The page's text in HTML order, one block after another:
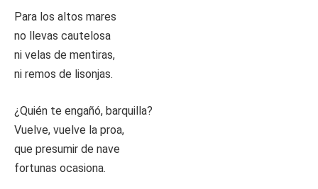
Para los altos mares
no llevas cautelosa
ni velas de mentiras,
ni remos de lisonjas.
¿Quién te engañó, barquilla?
Vuelve, vuelve la proa,
que presumir de nave
fortunas ocasiona.